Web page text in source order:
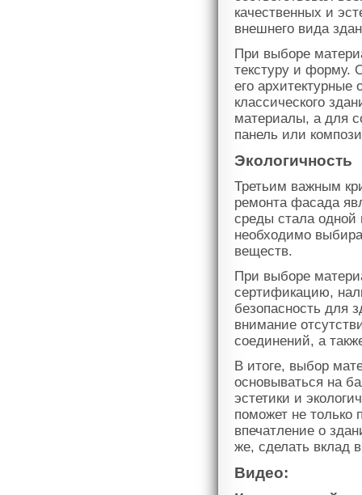
качественных и
внешнего вида
При выборе
текстуру и форму.
его
классического
материалы, а для
панель или
Экологичность
Третьим важным
ремонта фасада
среды стала одной
необходимо
веществ.
При выборе
сертификацию,
безопасность для
внимание
соединений, а
В итоге, выбор
основываться на
эстетики и
поможет не только
впечатление о
же, сделать вклад
Видео: